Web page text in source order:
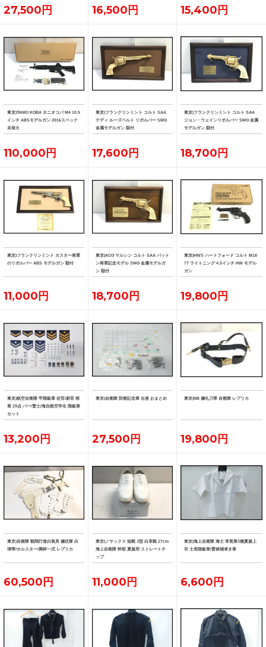
27,500円 16,500円 15,400円
東京)TANIO KOBA タニオコバ M4 10.5
インチ ABSモデルガン 2016スペック
未発火
110,000円
東京)フランクリンミント コルト SAA
テディ ルーズベルト リボルバー SMG
金属モデルガン 額付
17,600円
東京)フランクリンミント コルト SAA
ジョン・ウェインリボルバー SMG 金属
モデルガン 額付
18,700円
東京)フランクリンミント カスター将軍
のリボルバー ABS モデルガン 額付
11,000円
東京)ACG マルシン コルト SAA パット
ン将軍記念モデル SMG 金属モデルガ
ン 額付
18,700円
東京)HWS ハートフォード コルト M18
77 ライトニング 4.5インチ HW モデル
ガン
19,800円
東京)航空自衛隊 甲階級章 佐官/尉官 桜
章 29点 バー/曹士/海自航空学生 階級章
セット
13,200円
東京)自衛隊 防衛記念章 台座 おまとめ
27,500円
東京)NB 儀礼刀帯 自衛隊 レプリカ
19,800円
東京)自衛隊 観閲行進白装具 儀仗隊 白
弾帯/ホルスター/脚絆一式 レプリカ
60,500円
東京)ノサックス 短靴 3型 白革靴 27cm
海上自衛隊 幹部 夏服用 ストレートチ
ップ
11,000円
東京)海上自衛隊 海士 常装第3種夏服上
衣 士長階級章/曹候補者き章
6,600円